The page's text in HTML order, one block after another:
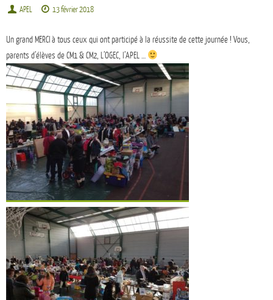
APEL 13 février 2018
Un grand MERCI à tous ceux qui ont participé à la réussite de cette journée ! Vous,
parents d’élèves de CM1 & CM2, L’OGEC, l’APEL …